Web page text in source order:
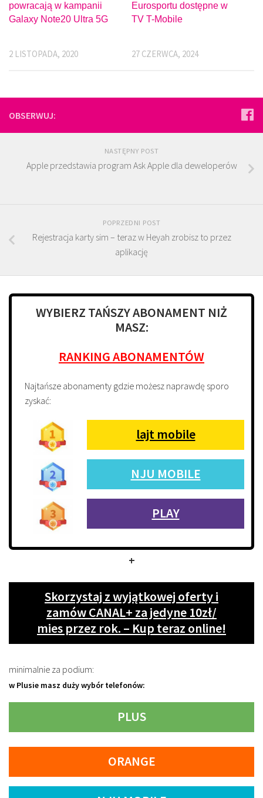
powracają w kampanii
Galaxy Note20 Ultra 5G
2 LISTOPADA, 2020
Eurosportu dostępne w
TV T-Mobile
27 CZERWCA, 2024
OBSERWUJ:
NASTĘPNY POST
Apple przedstawia program Ask Apple dla deweloperów
POPRZEDNI POST
Rejestracja karty sim – teraz w Heyah zrobisz to przez
aplikację
WYBIERZ TAŃSZY ABONAMENT NIŻ
MASZ:
RANKING ABONAMENTÓW
Najtańsze abonamenty gdzie możesz naprawdę sporo
zyskać:
lajt mobile
NJU MOBILE
PLAY
+
Skorzystaj z wyjątkowej oferty i
zamów CANAL+ za jedyne 10zł/
mies przez rok. – Kup teraz online!
minimalnie za podium:
w Plusie masz duży wybór telefonów:
PLUS
ORANGE